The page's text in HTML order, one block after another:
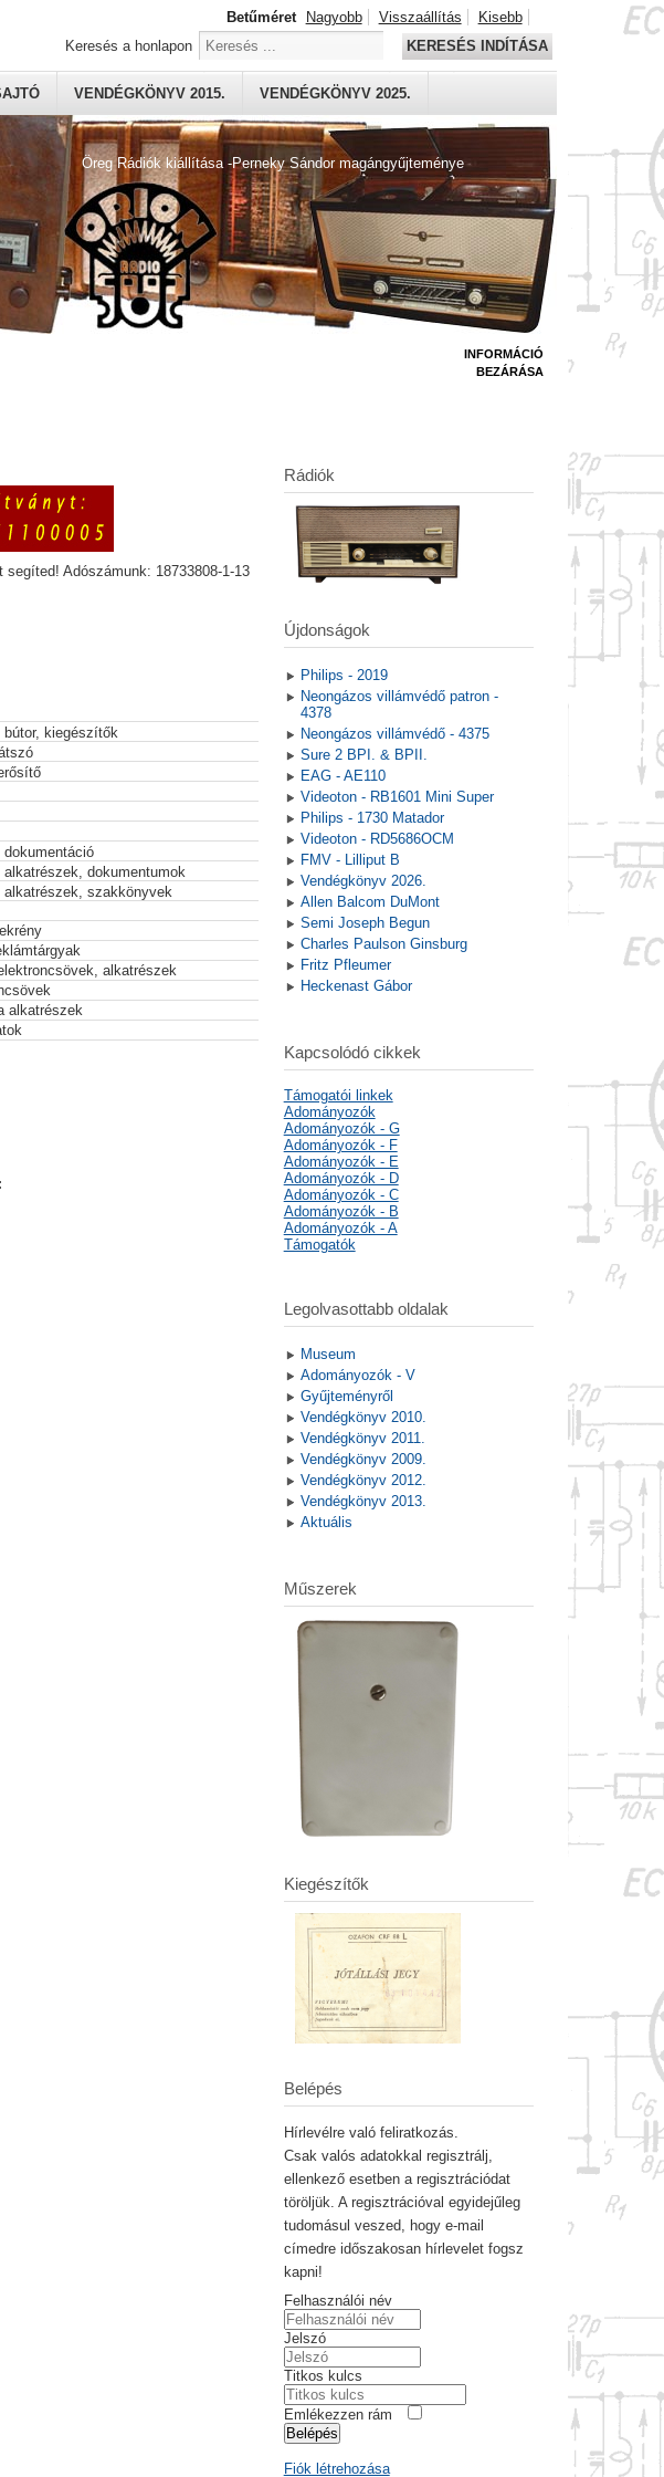
Öreg Rádiók kiállítása -Perneky Sándor magángyűjteménye
VENDÉGKÖNYV 2015. VENDÉGKÖNYV 2025.
Betűméret Nagyobb Visszaállítás
Kisebb
Keresés a honlapon
KERESÉS INDÍTÁSA
Adószámunk: 18733808-1-13
bútor, kiegészítők
dokumentáció
alkatrészek, dokumentumok
alkatrészek, szakkönyvek
alkatrészek
alkatrészek
INFORMÁCIÓ
BEZÁRÁSA
Rádiók
Újdonságok
Philips - 2019
Neongázos villámvédő patron -
4378
Neongázos villámvédő - 4375
Sure 2 BPI. & BPII.
EAG - AE110
Videoton - RB1601 Mini Super
Philips - 1730 Matador
Videoton - RD5686OCM
FMV - Lilliput B
Vendégkönyv 2026.
Allen Balcom DuMont
Semi Joseph Begun
Charles Paulson Ginsburg
Fritz Pfleumer
Heckenast Gábor
Kapcsolódó cikkek
Támogatói linkek
Adományozók
Adományozók - G
Adományozók - F
Adományozók - E
Adományozók - D
Adományozók - C
Adományozók - B
Adományozók - A
Támogatók
Legolvasottabb oldalak
Museum
Adományozók - V
Gyűjteményről
Vendégkönyv 2010.
Vendégkönyv 2011.
Vendégkönyv 2009.
Vendégkönyv 2012.
Vendégkönyv 2013.
Aktuális
Műszerek
Kiegészítők
Belépés
Hírlevélre való feliratkozás.
Csak valós adatokkal regisztrálj,
ellenkező esetben a regisztrációdat
töröljük. A regisztrációval egyidejűleg
tudomásul veszed, hogy e-mail
címedre időszakosan hírlevelet fogsz
kapni!
Felhasználói név
Jelszó
Titkos kulcs
Emlékezzen rám
Belépés
Fiók létrehozása